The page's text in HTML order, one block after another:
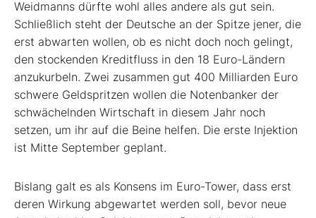
Weidmanns dürfte wohl alles andere als gut sein.
Schließlich steht der Deutsche an der Spitze jener, die
erst abwarten wollen, ob es nicht doch noch gelingt,
den stockenden Kreditfluss in den 18 Euro-Ländern
anzukurbeln. Zwei zusammen gut 400 Milliarden Euro
schwere Geldspritzen wollen die Notenbanker der
schwächelnden Wirtschaft in diesem Jahr noch
setzen, um ihr auf die Beine helfen. Die erste Injektion
ist Mitte September geplant.
Bislang galt es als Konsens im Euro-Tower, dass erst
deren Wirkung abgewartet werden soll, bevor neue